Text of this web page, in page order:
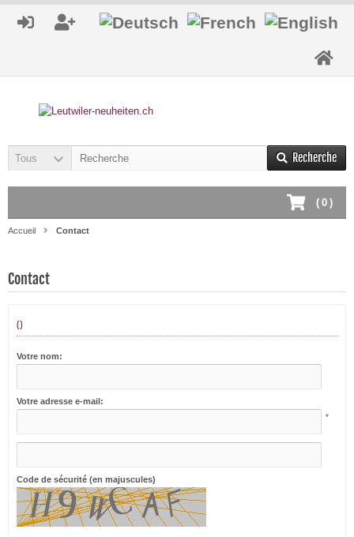
Tous Recherche
( 0 )
Accueil Contact
Contact
()
Votre nom:
Votre adresse e-mail:
*
Code de sécurité (en majuscules)